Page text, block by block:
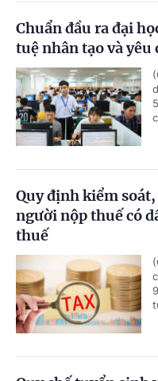
Chuẩn đầu ra đại
tuệ nhân tạo và yêu
Quy định kiểm
người nộp thuế có
thuế